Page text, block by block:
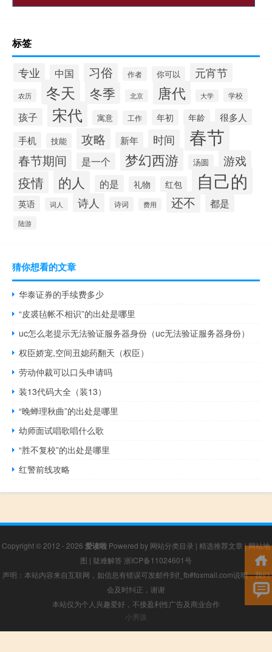
标签
专业 中国 习俗 作者 你可以 元宵节
农历 冬天 冬季 北京 唐代 大学 学校
孩子 宋代 寓意 工作 年初 年龄
很多人
手机
技能 攻略 新年 时间 春节
春节期间 是一个 梦幻西游 汤圆 游戏
疫情 的人 的是 礼物 红包 自己的
英语 词人 诗人 诗词 费用 还不 都是
陆游
猜你想看的文章
华泰证券的手续费多少
“皮裘毡帐不相识”的出处是哪里
uc怎么老提示无法验证服务器身份（uc无法验证服务器身份）
权臣娇宠,空间丑媳药翻天（权臣）
劳动仲裁可以口头申请吗
装13代码大全（装13）
“晚蝉理秋曲”的出处是哪里
幼师面试唱歌唱什么歌
“胜不复校”的出处是哪里
红警前线攻略
Copyright © 2012 - 2026 爱读啦 Powered by 网站分类目录 | 精选推荐文章 |网站地
图 | 疑难解答 浙ICP备11024601号
声明：本站内容来自互联网，如信息有错误可发邮件到f_fb#foxmail.com说明，我们
会及时纠正，谢谢
本站仅为个人兴趣爱好，不接盈利性广告及商业合作
小男孩